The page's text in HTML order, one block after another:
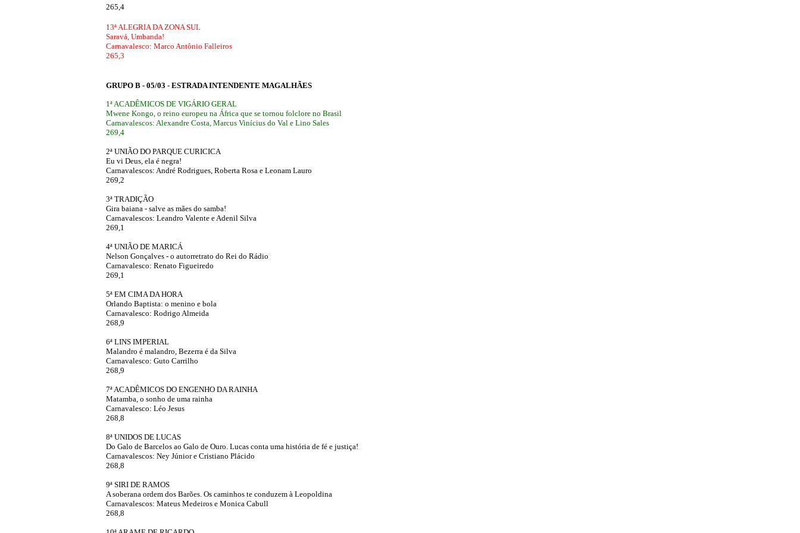
265,4
13ª ALEGRIA DA ZONA SUL
Saravá, Umbanda!
Carnavalesco: Marco Antônio Falleiros
265,3
GRUPO B - 05/03 - ESTRADA INTENDENTE MAGALHÃES
1ª ACADÊMICOS DE VIGÁRIO GERAL
Mwene Kongo, o reino europeu na África que se tornou folclore no Brasil
Carnavalescos: Alexandre Costa, Marcus Vinícius do Val e Lino Sales
269,4
2ª UNIÃO DO PARQUE CURICICA
Eu vi Deus, ela é negra!
Carnavalescos: André Rodrigues, Roberta Rosa e Leonam Lauro
269,2
3ª TRADIÇÃO
Gira baiana - salve as mães do samba!
Carnavalescos: Leandro Valente e Adenil Silva
269,1
4ª UNIÃO DE MARICÁ
Nelson Gonçalves - o autorretrato do Rei do Rádio
Carnavalesco: Renato Figueiredo
269,1
5ª EM CIMA DA HORA
Orlando Baptista: o menino e bola
Carnavalesco: Rodrigo Almeida
268,9
6ª LINS IMPERIAL
Malandro é malandro, Bezerra é da Silva
Carnavalesco: Guto Carrilho
268,9
7ª ACADÊMICOS DO ENGENHO DA RAINHA
Matamba, o sonho de uma rainha
Carnavalesco: Léo Jesus
268,8
8ª UNIDOS DE LUCAS
Do Galo de Barcelos ao Galo de Ouro. Lucas conta uma história de fé e justiça!
Carnavalescos: Ney Júnior e Cristiano Plácido
268,8
9ª SIRI DE RAMOS
A soberana ordem dos Barões. Os caminhos te conduzem à Leopoldina
Carnavalescos: Mateus Medeiros e Monica Cabull
268,8